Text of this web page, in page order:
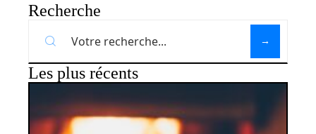
Recherche
Les plus récents